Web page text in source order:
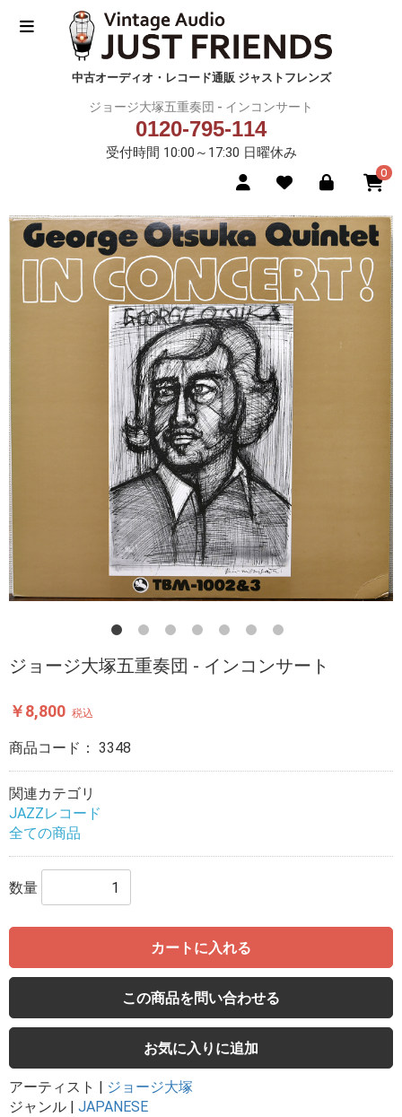
中古オーディオ・レコード通販 ジャストフレンズ
ジョージ大塚五重奏団 - インコンサート
0120-795-114
受付時間 10:00～17:30 日曜休み
0
ジョージ大塚五重奏団 - インコンサート
￥8,800 税込
商品コード： 3348
関連カテゴリ
JAZZレコード
全ての商品
数量
カートに入れる
この商品を問い合わせる
お気に入りに追加
アーティスト | ジョージ大塚
ジャンル | JAPANESE